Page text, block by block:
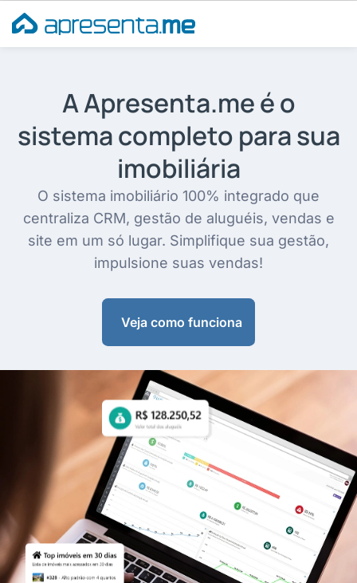
para
o
A Apresenta.me é o
sistema completo para sua
imobiliária
O sistema imobiliário 100% integrado que
centraliza CRM, gestão de aluguéis, vendas e
site em um só lugar. Simplifique sua gestão,
impulsione suas vendas!
Veja como funciona